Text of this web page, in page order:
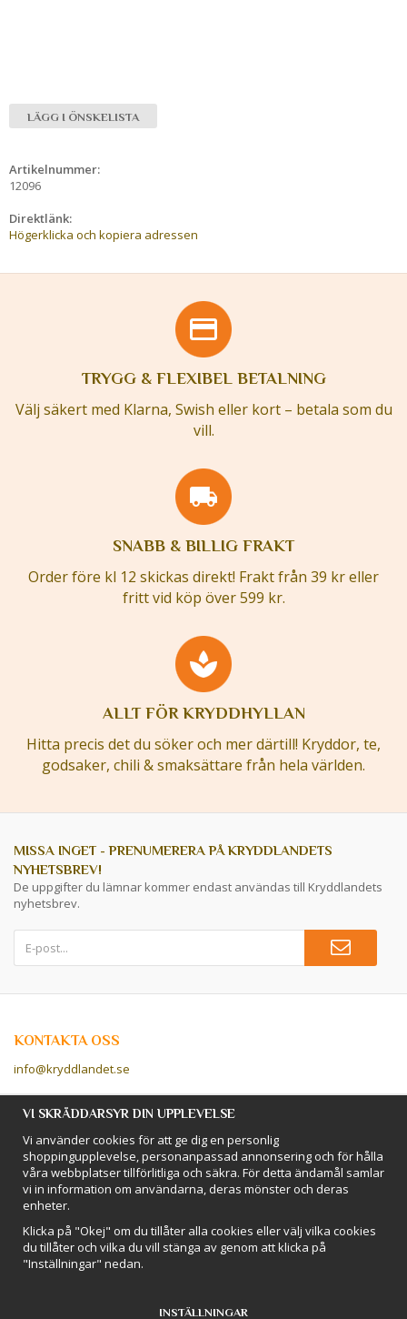
LÄGG I ÖNSKELISTA
Artikelnummer:
12096
Direktlänk:
Högerklicka och kopiera adressen
TRYGG & FLEXIBEL BETALNING
Välj säkert med Klarna, Swish eller kort – betala som du
vill.
SNABB & BILLIG FRAKT
Order före kl 12 skickas direkt! Frakt från 39 kr eller
fritt vid köp över 599 kr.
ALLT FÖR KRYDDHYLLAN
Hitta precis det du söker och mer därtill! Kryddor, te,
godsaker, chili & smaksättare från hela världen.
MISSA INGET - PRENUMERERA PÅ KRYDDLANDETS
NYHETSBREV!
De uppgifter du lämnar kommer endast användas till Kryddlandets
nyhetsbrev.
KONTAKTA OSS
info@kryddlandet.se
Följ oss på Facebook!
Följ oss på Instagram!
BETALSÄTT
Hos Kryddlandet handlar du tryggt & säkert - och betalar enkelt med
kort, Klarna eller swish!
VI SKRÄDDARSYR DIN UPPLEVELSE
Vi använder cookies för att ge dig en personlig
shoppingupplevelse, personanpassad annonsering och för hålla
våra webbplatser tillförlitliga och säkra. För detta ändamål samlar
vi in information om användarna, deras mönster och deras
enheter.
Klicka på "Okej" om du tillåter alla cookies eller välj vilka cookies
du tillåter och vilka du vill stänga av genom att klicka på
"Inställningar" nedan.
INSTÄLLNINGAR